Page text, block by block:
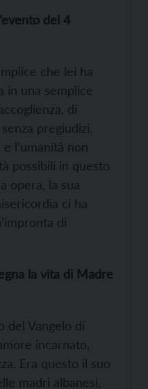
del 4
che lei ha
in una semplice
di
pregiudizi.
l’umanità non
possibili in questo
opera, la sua
ci ha
di
la vita di Madre
del Vangelo di
incarnato,
Era questo il suo
madri albanesi,